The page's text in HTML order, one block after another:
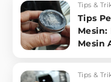
Tips &
Tips
Mesin
Tips &